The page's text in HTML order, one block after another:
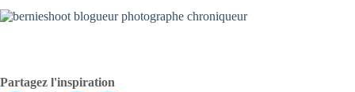
Partagez l'inspiration